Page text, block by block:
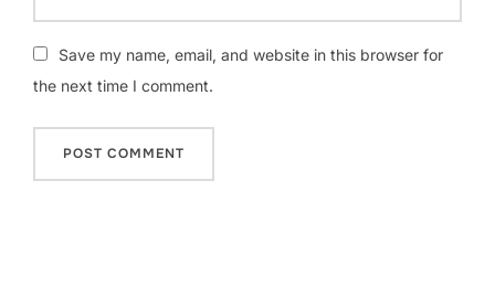
Save my name, email, and website in this browser for
the next time I comment.